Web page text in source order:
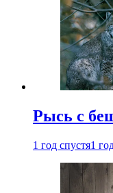
Рысь с
1 год спустя1